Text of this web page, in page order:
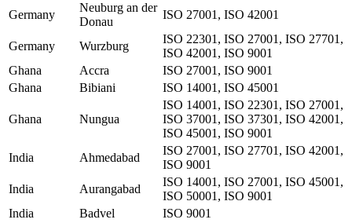
Germany
Neuburg an der
Donau
ISO 27001, ISO 42001
Germany Wurzburg
ISO 22301, ISO 27001, ISO 27701,
ISO 42001, ISO 9001
Ghana
Accra
ISO 27001, ISO 9001
Ghana
Bibiani ISO 14001, ISO 45001
Ghana Nungua
ISO 14001, ISO 22301, ISO 27001,
ISO 37001, ISO 37301, ISO 42001,
ISO 45001, ISO 9001
India
Ahmedabad
ISO 27001, ISO 27701, ISO 42001,
ISO 9001
India
Aurangabad
ISO 14001, ISO 27001, ISO 45001,
ISO 50001, ISO 9001
India
Badvel
ISO 9001